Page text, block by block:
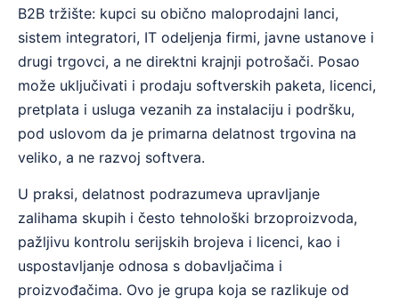
B2B tržište: kupci su obično maloprodajni lanci,
sistem integratori, IT odeljenja firmi, javne ustanove i
drugi trgovci, a ne direktni krajnji potrošači. Posao
može uključivati i prodaju softverskih paketa, licenci,
pretplata i usluga vezanih za instalaciju i podršku,
pod uslovom da je primarna delatnost trgovina na
veliko, a ne razvoj softvera.
U praksi, delatnost podrazumeva upravljanje
zalihama skupih i često tehnološki brzoproizvoda,
pažljivu kontrolu serijskih brojeva i licenci, kao i
uspostavljanje odnosa s dobavljačima i
proizvođačima. Ovo je grupa koja se razlikuje od